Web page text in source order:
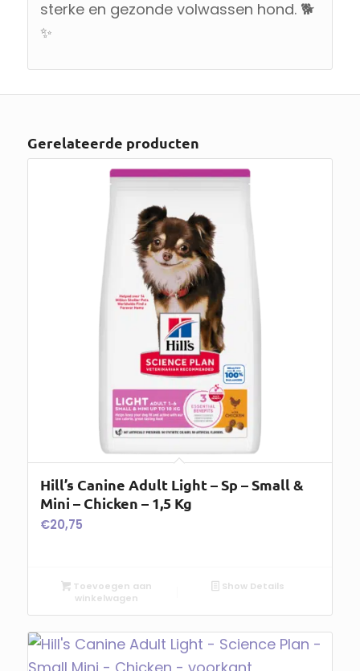
sterke en gezonde volwassen hond. 🐕
✨
Gerelateerde producten
Hill’s Canine Adult Light – Sp – Small &
Mini – Chicken – 1,5 Kg
€20,75
Toevoegen aan
winkelwagen
Show Details